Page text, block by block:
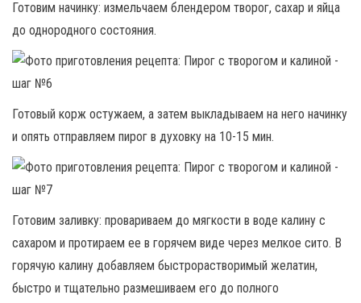
Готовим начинку: измельчаем блендером творог, сахар и яйца
до однородного состояния.
Готовый корж остужаем, а затем выкладываем на него начинку
и опять отправляем пирог в духовку на 10-15 мин.
Готовим заливку: провариваем до мягкости в воде калину с
сахаром и протираем ее в горячем виде через мелкое сито. В
горячую калину добавляем быстрорастворимый желатин,
быстро и тщательно размешиваем его до полного